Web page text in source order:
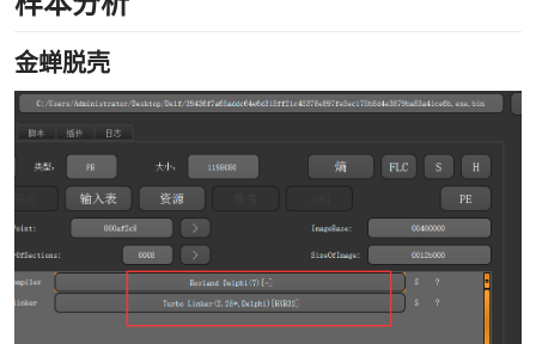
金蝉脱壳